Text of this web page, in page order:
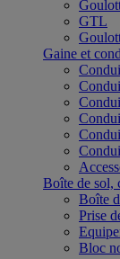
GTL
Gaine et
Boîte de sol,
Boîte
Prise
Bloc